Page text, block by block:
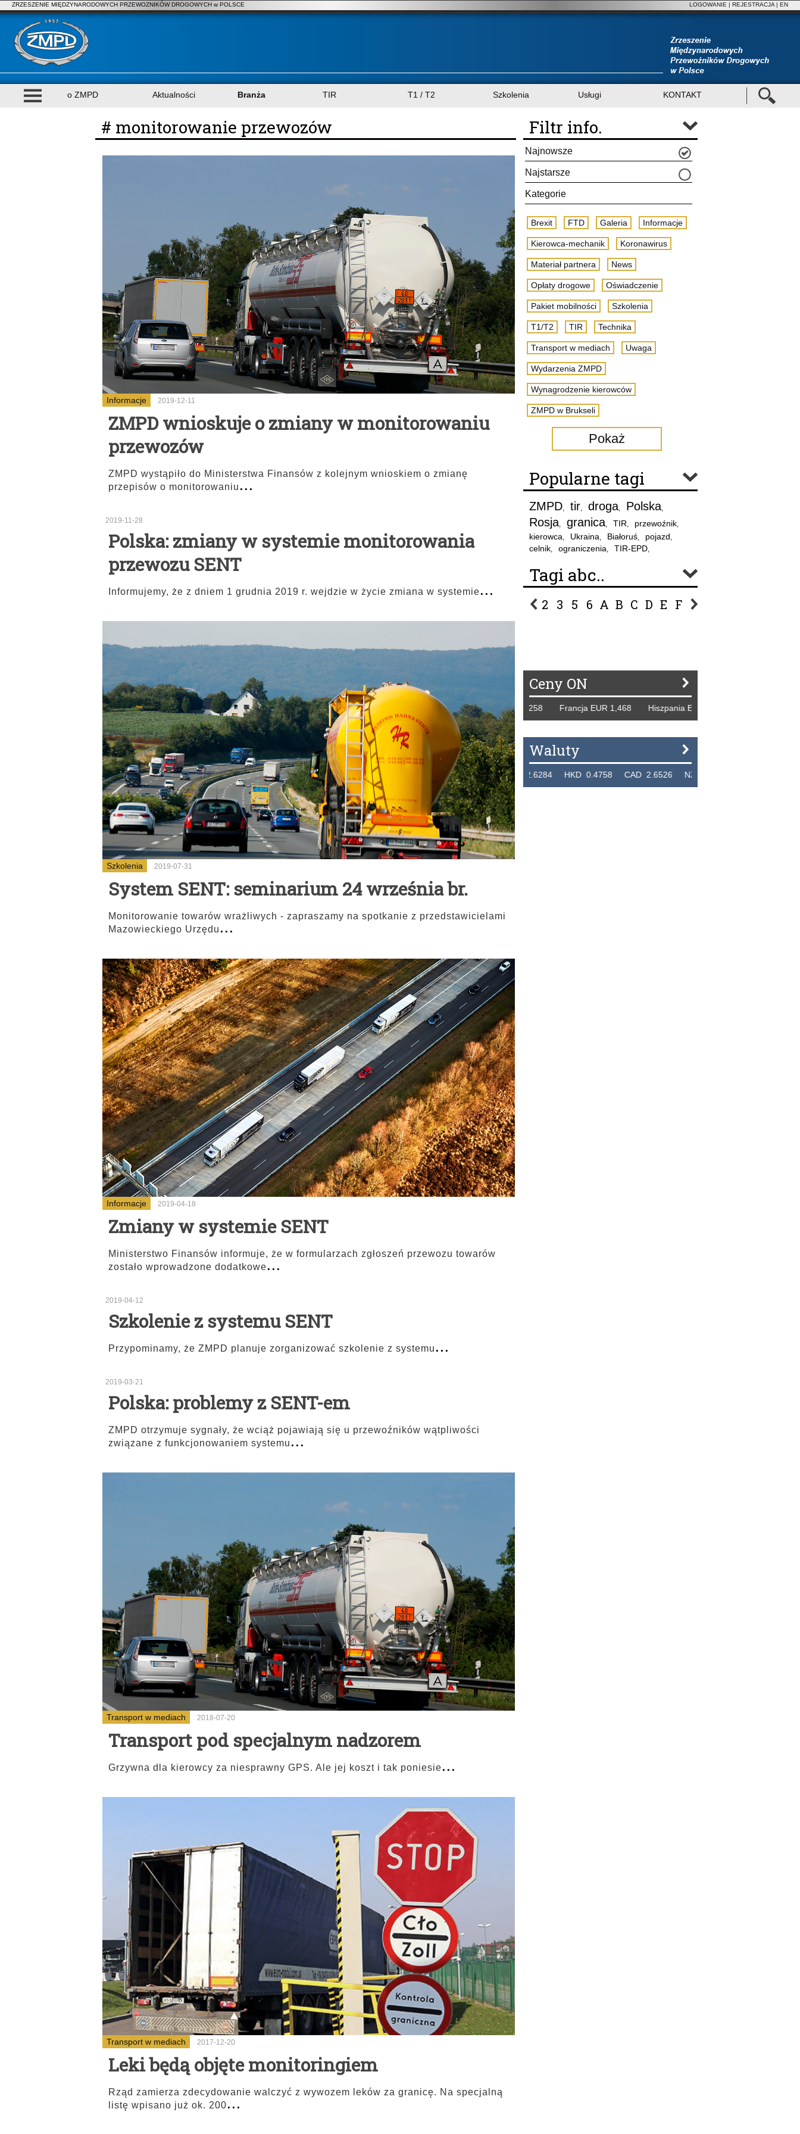
ZRZESZENIE MIĘDZYNARODOWYCH PRZEWOZNIKÓW DROGOWYCH w POLSCE LOGOWANIE | REJESTRACJA | EN
o ZMPD Aktualności Branża TIR T1 / T2 Szkolenia Usługi KONTAKT
# monitorowanie przewozów
Informacje 2019-12-11
ZMPD wnioskuje o zmiany w monitorowaniu
przewozów
ZMPD wystąpiło do Ministerstwa Finansów z kolejnym wnioskiem o zmianę
przepisów o monitorowaniu...
2019-11-28
Polska: zmiany w systemie monitorowania
przewozu SENT
Informujemy, że z dniem 1 grudnia 2019 r. wejdzie w życie zmiana w systemie...
Szkolenia 2019-07-31
System SENT: seminarium 24 września br.
Monitorowanie towarów wrażliwych - zapraszamy na spotkanie z przedstawicielami
Mazowieckiego Urzędu ...
Informacje 2019-04-18
Zmiany w systemie SENT
Ministerstwo Finansów informuje, że w formularzach zgłoszeń przewozu towarów
zostało wprowadzone dodatkowe...
2019-04-12
Szkolenie z systemu SENT
Przypominamy, że ZMPD planuje zorganizować szkolenie z systemu ...
2019-03-21
Polska: problemy z SENT-em
ZMPD otrzymuje sygnały, że wciąż pojawiają się u przewoźników wątpliwości
związane z funkcjonowaniem systemu...
Transport w mediach 2018-07-20
Transport pod specjalnym nadzorem
Grzywna dla kierowcy za niesprawny GPS. Ale jej koszt i tak poniesie...
Transport w mediach 2017-12-20
Leki będą objęte monitoringiem
Rząd zamierza zdecydowanie walczyć z wywozem leków za granicę. Na specjalną
listę wpisano już ok. 200...
Filtr info.
Najnowsze
Najstarsze
Kategorie
Brexit FTD Galeria Informacje
Kierowca-mechanik Koronawirus
Materiał partnera News
Opłaty drogowe Oświadczenie
Pakiet mobilności Szkolenia
T1/T2 TIR Technika
Transport w mediach Uwaga
Wydarzenia ZMPD
Wynagrodzenie kierowców
ZMPD w Brukseli
Pokaż
Popularne tagi
ZMPD, tir, droga, Polska,
Rosja, granica, TIR, przewoźnik,
kierowca, Ukraina, Białoruś, pojazd,
celnik, ograniczenia, TIR-EPD,
Tagi abc..
2 3 5 6 A B C D E F G
Ceny ON
Tydzień 42/2019 r. Niemcy EUR 1,258 Francja EUR 1,468 Hiszpania EUR 1,229 WB GBP 1,318
Waluty
THB 0.1123 USD 3.7320 AUD 2.6284 HKD 0.4758 CAD 2.6526 NZD 2.1871 SGD 2.9103